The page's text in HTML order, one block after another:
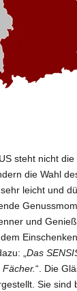
steht nicht
die Wahl
leicht und
und
„Das
Fächer.“. Die
Sie